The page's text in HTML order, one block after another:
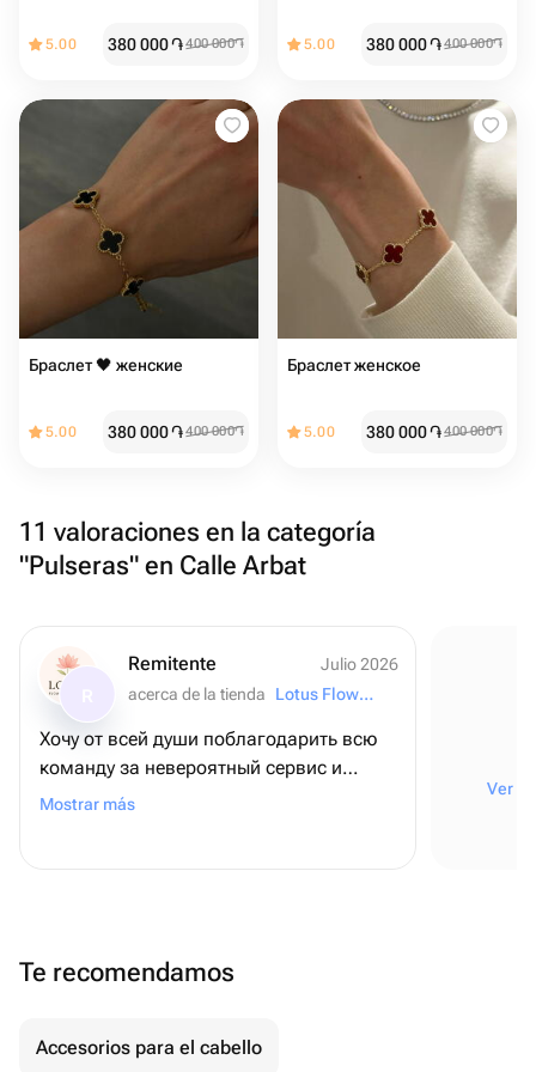
5.00 380 000֏400 000֏ 5.00 380 000֏400 000֏
Браслет 🖤 женские
5.00 380 000֏400 000֏
Браслет женское ️
5.00 380 000֏400 000֏
11 valoraciones en la categoría
"Pulseras" en Calle Arbat
Remitente
Julio 2026
acerca de la tienda
Lotus Flowers and Gifts
Хочу от всей души поблагодарить всю
команду за невероятный сервис и
внимание к деталям! ❤️ Для меня этот
отвечала на все вопросы и подарила
могла представить! Безумно вкусный
Mostrar más
Ver
Te recomendamos
Accesorios para el cabello